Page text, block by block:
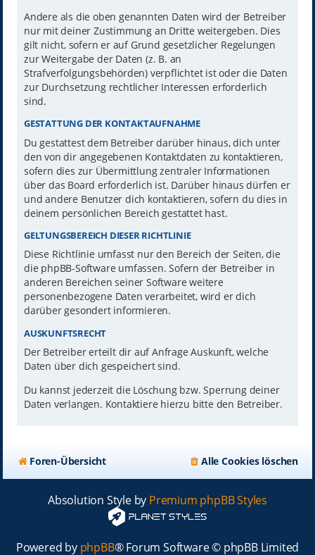
Andere als die oben genannten Daten wird der Betreiber
nur mit deiner Zustimmung an Dritte weitergeben. Dies
gilt nicht, sofern er auf Grund gesetzlicher Regelungen
zur Weitergabe der Daten (z. B. an
Strafverfolgungsbehörden) verpflichtet ist oder die Daten
zur Durchsetzung rechtlicher Interessen erforderlich
sind.
GESTATTUNG DER KONTAKTAUFNAHME
Du gestattest dem Betreiber darüber hinaus, dich unter
den von dir angegebenen Kontaktdaten zu kontaktieren,
sofern dies zur Übermittlung zentraler Informationen
über das Board erforderlich ist. Darüber hinaus dürfen er
und andere Benutzer dich kontaktieren, sofern du dies in
deinem persönlichen Bereich gestattet hast.
GELTUNGSBEREICH DIESER RICHTLINIE
Diese Richtlinie umfasst nur den Bereich der Seiten, die
die phpBB-Software umfassen. Sofern der Betreiber in
anderen Bereichen seiner Software weitere
personenbezogene Daten verarbeitet, wird er dich
darüber gesondert informieren.
AUSKUNFTSRECHT
Der Betreiber erteilt dir auf Anfrage Auskunft, welche
Daten über dich gespeichert sind.
Du kannst jederzeit die Löschung bzw. Sperrung deiner
Daten verlangen. Kontaktiere hierzu bitte den Betreiber.
Foren-Übersicht Alle Cookies löschen
Absolution Style by Premium phpBB Styles
Powered by phpBB® Forum Software © phpBB Limited